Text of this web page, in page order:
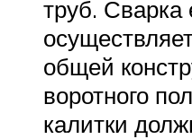
труб. Сварка
общей
воротного
калитки